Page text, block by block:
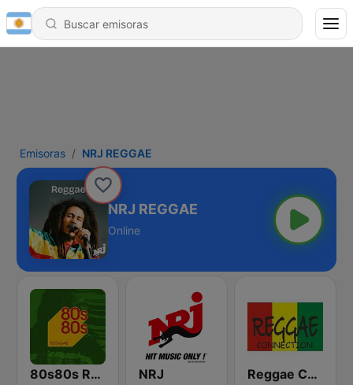
Emisoras NRJ REGGAE
NRJ REGGAE
Online
80s80s Reggae NRJ Reggae Connection